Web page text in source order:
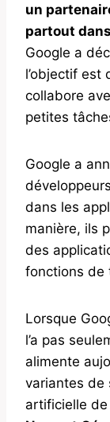
un
partout
Google a
l’objectif est
collabore
petites
Google a
dans les
manière, ils
des
fonctions de
Lorsque
l’a pas
alimente
variantes de
artificielle